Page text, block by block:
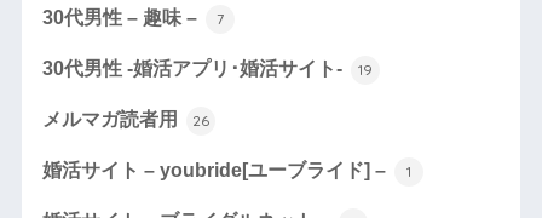
30代男性 – 趣味 – 7
30代男性 -婚活アプリ･婚活サイト- 19
メルマガ読者用 26
婚活サイト – youbride[ユーブライド] – 1